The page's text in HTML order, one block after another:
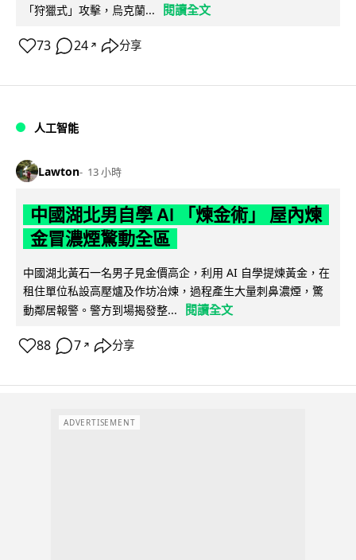
「狩獵式」攻擊，烏克蘭...
閱讀全文
73 24 ↗ 分享
人工智能
Lawton 13 小時
中國湖北男自學 AI 「煉金術」 屋內煉
金冒濃煙驚動全區
中國湖北黃石一名男子見金價高企，利用 AI 自學提煉黃金，在
租住單位私設高壓爐及作坊冶煉，過程產生大量刺鼻濃煙，驚
動鄰居報警。警方到場揭發整...
閱讀全文
88 7 ↗ 分享
ADVERTISEMENT